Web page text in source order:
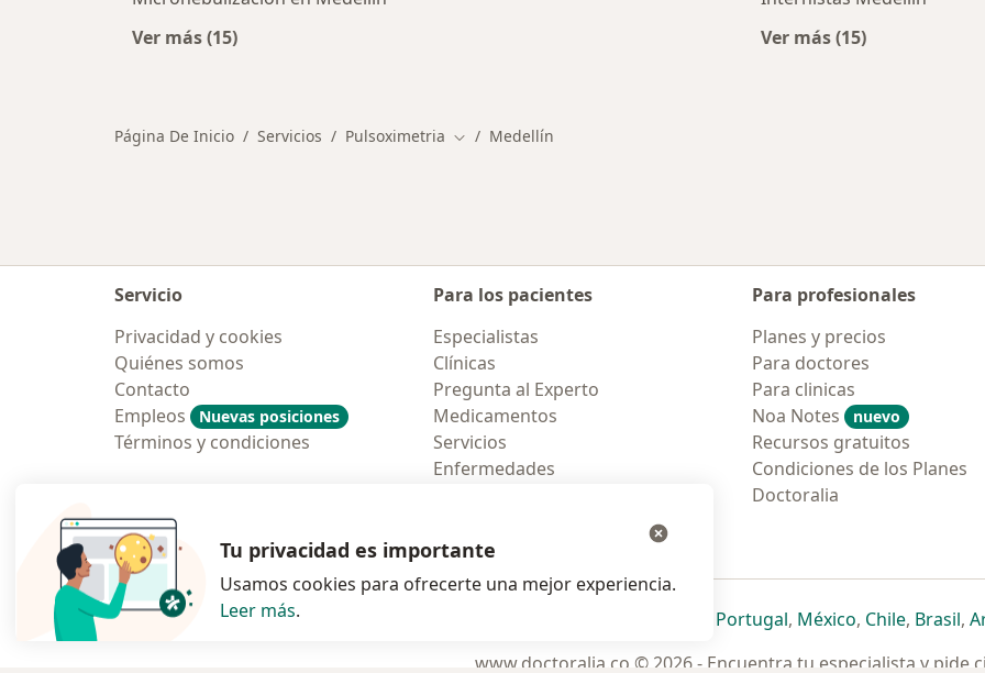
Ver más (15)
Ver más (15)
Página De Inicio Servicios Pulsoximetria Cambiar de ciudad
Medellín
Servicio
Privacidad y cookies
Quiénes somos
Contacto
Empleos
Nuevas posiciones
Términos y condiciones
Para los pacientes
Especialistas
Clínicas
Pregunta al Experto
Medicamentos
Servicios
Enfermedades
Para profesionales
Planes y precios
Para doctores
Para clinicas
Noa Notes
nuevo
Recursos gratuitos
Condiciones de los Planes
Doctoralia
Polska se abre en una nueva pestaña
se abre en una nueva pestaña
se abre en una nueva pestaña
se abre en una nueva pestaña
Portugalse abre en una nueva
, Méxicose abre en una
, Chilese abre
, Brasilse
,
www.doctoralia.co © 2026 - Encuentra tu especialista y pide
Tu privacidad es importante
Usamos cookies para ofrecerte una mejor experiencia.
Leer más.